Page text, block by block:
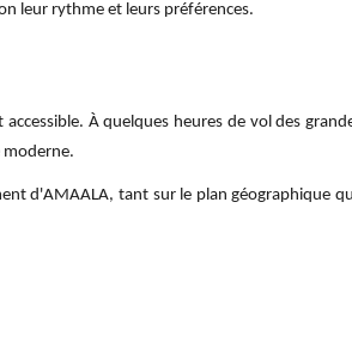
leur rythme et leurs préférences.
À quelques heures de vol des
moderne.
d'AMAALA, tant sur le plan géographique